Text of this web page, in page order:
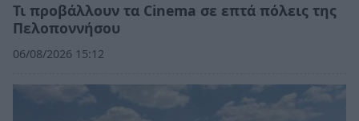
Τι προβάλλουν τα Cinema σε επτά πόλεις της
Πελοποννήσου
06/08/2026 15:12